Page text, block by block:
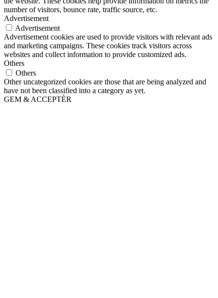
number of visitors, bounce rate, traffic source, etc.
Advertisement
Advertisement
Advertisement cookies are used to provide visitors with relevant ads
and marketing campaigns. These cookies track visitors across
websites and collect information to provide customized ads.
Others
Others
Other uncategorized cookies are those that are being analyzed and
have not been classified into a category as yet.
GEM & ACCEPTÈR